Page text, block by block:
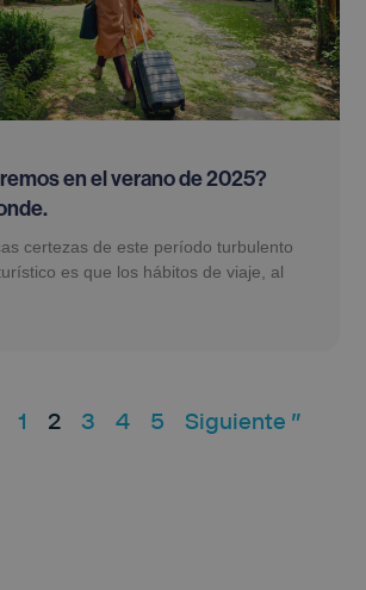
en el verano de 2025?
certezas de este período turbulento
es que los hábitos de viaje, al
1 2 3 4 5 Siguiente "